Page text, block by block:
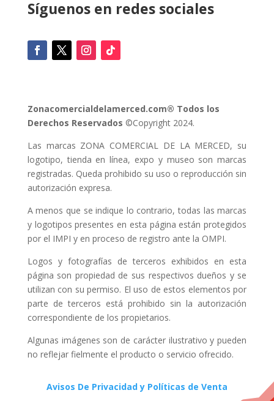
Síguenos en redes sociales
Zonacomercialdelamerced.com® Todos los
Derechos Reservados ©Copyright 2024.
Las marcas ZONA COMERCIAL DE LA MERCED, su
logotipo, tienda en línea, expo y museo son marcas
registradas. Queda prohibido su uso o reproducción sin
autorización expresa.
A menos que se indique lo contrario, todas las marcas
y logotipos presentes en esta página están protegidos
por el IMPI y en proceso de registro ante la OMPI.
Logos y fotografías de terceros exhibidos en esta
página son propiedad de sus respectivos dueños y se
utilizan con su permiso. El uso de estos elementos por
parte de terceros está prohibido sin la autorización
correspondiente de los propietarios.
Algunas imágenes son de carácter ilustrativo y pueden
no reflejar fielmente el producto o servicio ofrecido.
Avisos De Privacidad y Políticas de Venta